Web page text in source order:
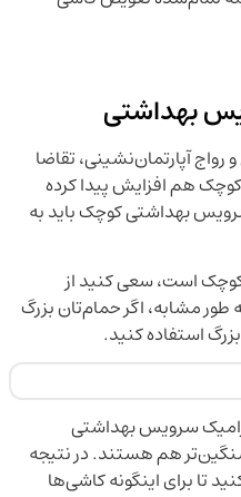
بهداشتی
آپارتمان‌نشینی، تقاضا
هم افزایش پیدا کرده
بهداشتی کوچک باید به
است، سعی کنید از
مشابه، اگر حمام‌تان بزرگ
استفاده کنید.
سرویس بهداشتی
هم هستند. در نتیجه
تا برای اینگونه کاشی‌ها